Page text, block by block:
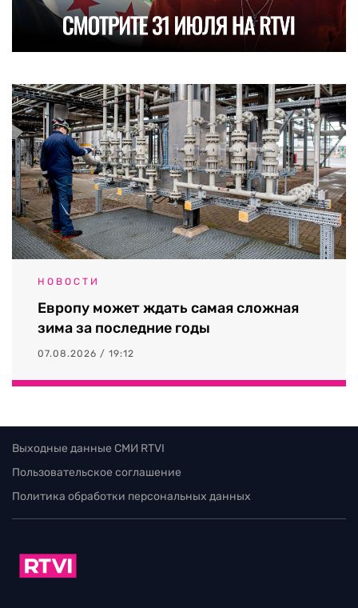
НОВОСТИ
Европу может ждать самая сложная
зима за последние годы
07.08.2026 / 19:12
Выходные данные СМИ RTVI
Пользовательское соглашение
Политика обработки персональных данных